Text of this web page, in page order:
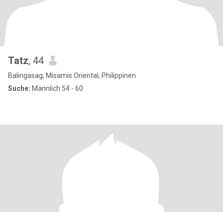
Tatz, 44
Balingasag, Misamis Oriental, Philippinen
Suche: Männlich 54 - 60